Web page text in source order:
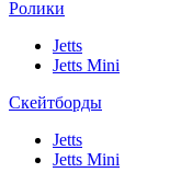
Ролики
Jetts
Jetts Mini
Скейтборды
Jetts
Jetts Mini